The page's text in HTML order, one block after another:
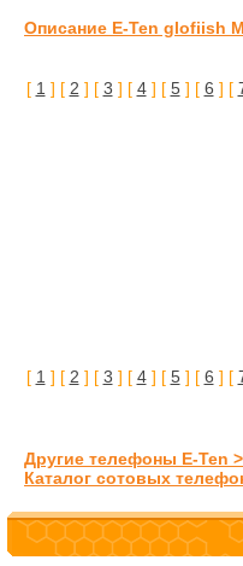
Описание E-Ten glofiish
[ 1 ] [ 2 ] [ 3 ] [ 4] [ 5] [ 6 ] [
[ 1 ] [ 2 ] [ 3 ] [ 4] [ 5] [ 6 ] [
Другие телефоны E-Ten
Каталог сотовых